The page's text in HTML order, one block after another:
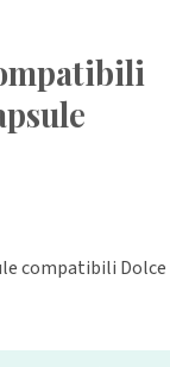
compatibili Dolce